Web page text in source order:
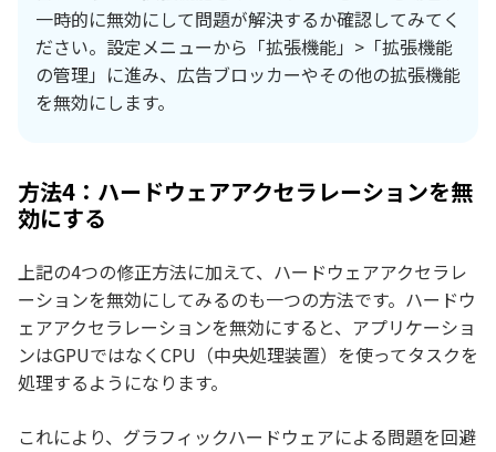
一時的に無効にして問題が解決するか確認してみてく
ださい。設定メニューから「拡張機能」>「拡張機能
の管理」に進み、広告ブロッカーやその他の拡張機能
を無効にします。
方法4：ハードウェアアクセラレーションを無
効にする
上記の4つの修正方法に加えて、ハードウェアアクセラレ
ーションを無効にしてみるのも一つの方法です。ハードウ
ェアアクセラレーションを無効にすると、アプリケーショ
ンはGPUではなくCPU（中央処理装置）を使ってタスクを
処理するようになります。
これにより、グラフィックハードウェアによる問題を回避